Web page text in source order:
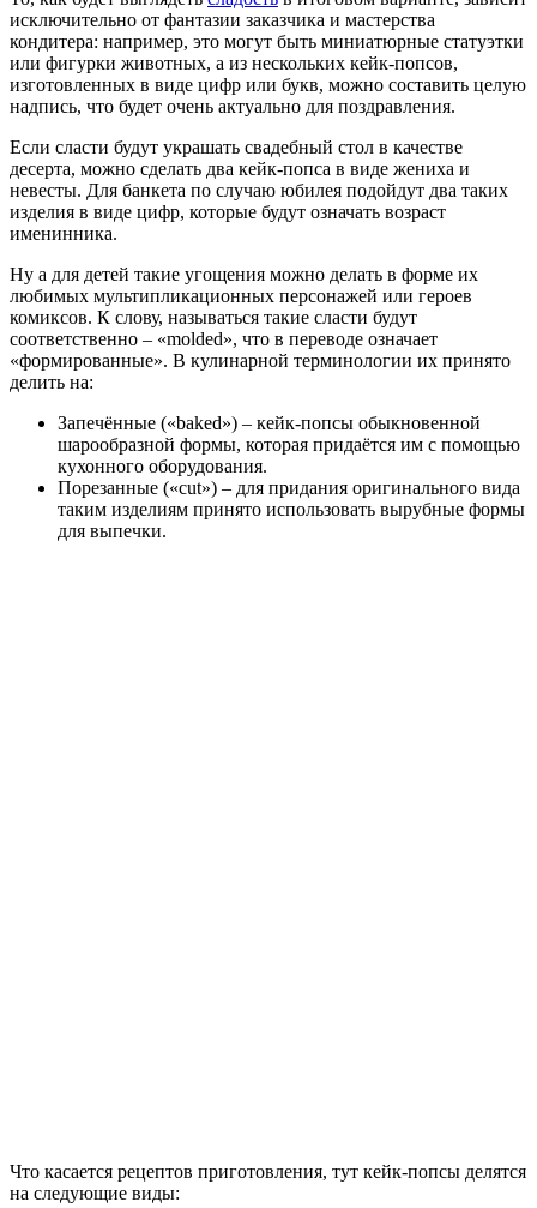
исключительно от фантазии заказчика и мастерства
кондитера: например, это могут быть миниатюрные статуэтки
или фигурки животных, а из нескольких кейк-попсов,
изготовленных в виде цифр или букв, можно составить целую
надпись, что будет очень актуально для поздравления.
Если сласти будут украшать свадебный стол в качестве
десерта, можно сделать два кейк-попса в виде жениха и
невесты. Для банкета по случаю юбилея подойдут два таких
изделия в виде цифр, которые будут означать возраст
именинника.
Ну а для детей такие угощения можно делать в форме их
любимых мультипликационных персонажей или героев
комиксов. К слову, называться такие сласти будут
соответственно – «molded», что в переводе означает
«формированные». В кулинарной терминологии их принято
делить на:
Запечённые («baked») – кейк-попсы обыкновенной
шарообразной формы, которая придаётся им с помощью
кухонного оборудования.
Порезанные («cut») – для придания оригинального вида
таким изделиям принято использовать вырубные формы
для выпечки.
Что касается рецептов приготовления, тут кейк-попсы делятся
на следующие виды: